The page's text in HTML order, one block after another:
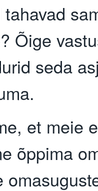
Õige
seda
et meie
õppima